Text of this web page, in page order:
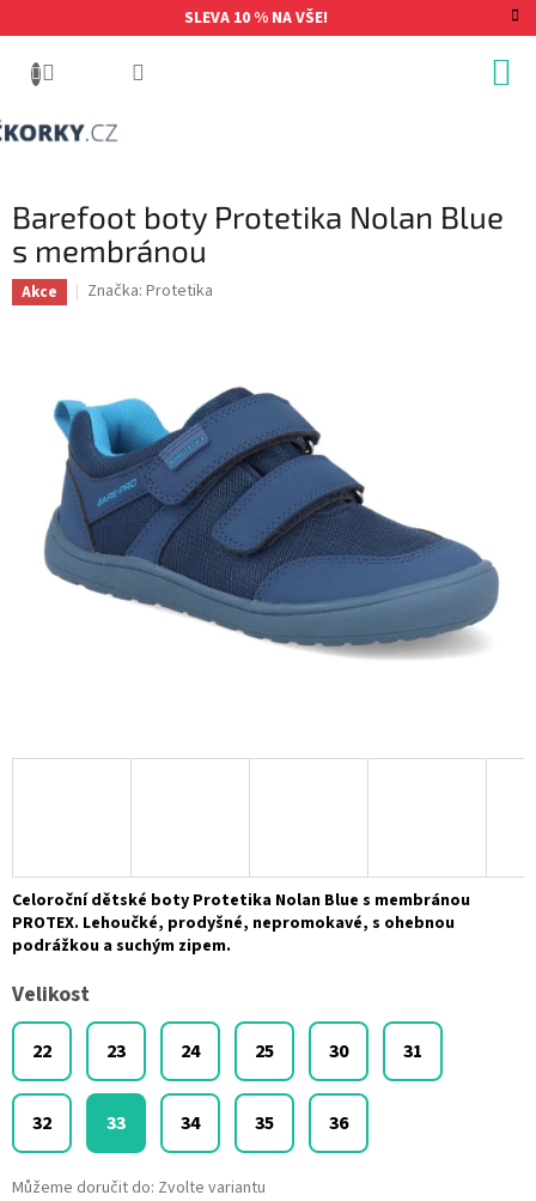
na
SLEVA 10 % NA VŠE!
Barefoot boty Protetika Nolan Blue
s membránou
Akce Značka: Protetika
Velikost
22 23 24 25 30 31
32 33 34 35 36
Můžeme doručit do: Zvolte variantu
Celoroční dětské boty Protetika Nolan Blue s membránou
PROTEX. Lehoučké, prodyšné, nepromokavé, s ohebnou
podrážkou a suchým zipem.